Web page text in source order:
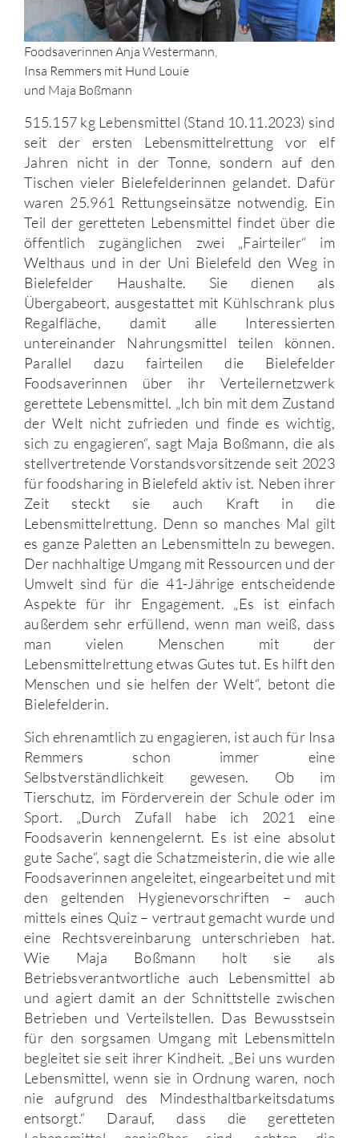
Foodsaverinnen Anja Westermann,
Insa Remmers mit Hund Louie
und Maja Boßmann
515.157 kg Lebensmittel (Stand 10.11.2023) sind
seit der ersten Lebensmittelrettung vor elf
Jahren nicht in der Tonne, sondern auf den
Tischen vieler Bielefelderinnen gelandet. Dafür
waren 25.961 Rettungseinsätze notwendig. Ein
Teil der geretteten Lebensmittel findet über die
öffentlich zugänglichen zwei „Fairteiler“ im
Welthaus und in der Uni Bielefeld den Weg in
Bielefelder Haushalte. Sie dienen als
Übergabeort, ausgestattet mit Kühlschrank plus
Regalfläche, damit alle Interessierten
untereinander Nahrungsmittel teilen können.
Parallel dazu fairteilen die Bielefelder
Foodsaverinnen über ihr Verteilernetzwerk
gerettete Lebensmittel. „Ich bin mit dem Zustand
der Welt nicht zufrieden und finde es wichtig,
sich zu engagieren“, sagt Maja Boßmann, die als
stellvertretende Vorstandsvorsitzende seit 2023
für foodsharing in Bielefeld aktiv ist. Neben ihrer
Zeit steckt sie auch Kraft in die
Lebensmittelrettung. Denn so manches Mal gilt
es ganze Paletten an Lebensmitteln zu bewegen.
Der nachhaltige Umgang mit Ressourcen und der
Umwelt sind für die 41-Jährige entscheidende
Aspekte für ihr Engagement. „Es ist einfach
außerdem sehr erfüllend, wenn man weiß, dass
man vielen Menschen mit der
Lebensmittelrettung etwas Gutes tut. Es hilft den
Menschen und sie helfen der Welt“, betont die
Bielefelderin.
Sich ehrenamtlich zu engagieren, ist auch für Insa
Remmers schon immer eine
Selbstverständlichkeit gewesen. Ob im
Tierschutz, im Förderverein der Schule oder im
Sport. „Durch Zufall habe ich 2021 eine
Foodsaverin kennengelernt. Es ist eine absolut
gute Sache“, sagt die Schatzmeisterin, die wie alle
Foodsaverinnen angeleitet, eingearbeitet und mit
den geltenden Hygienevorschriften – auch
mittels eines Quiz – vertraut gemacht wurde und
eine Rechtsvereinbarung unterschrieben hat.
Wie Maja Boßmann holt sie als
Betriebsverantwortliche auch Lebensmittel ab
und agiert damit an der Schnittstelle zwischen
Betrieben und Verteilstellen. Das Bewusstsein
für den sorgsamen Umgang mit Lebensmitteln
begleitet sie seit ihrer Kindheit. „Bei uns wurden
Lebensmittel, wenn sie in Ordnung waren, noch
nie aufgrund des Mindesthaltbarkeitsdatums
entsorgt.“ Darauf, dass die geretteten